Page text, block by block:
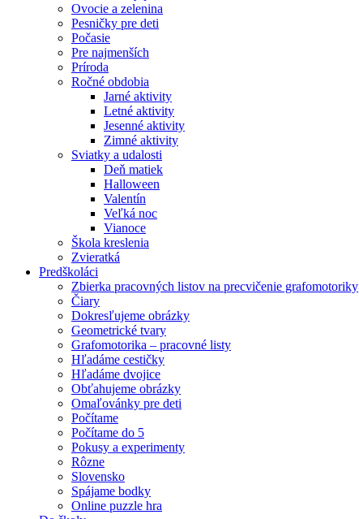
Ovocie a zelenina
Pesničky pre deti
Počasie
Pre najmenších
Príroda
Ročné obdobia
Jarné aktivity
Letné aktivity
Jesenné aktivity
Zimné aktivity
Sviatky a udalosti
Deň matiek
Halloween
Valentín
Veľká noc
Vianoce
Škola kreslenia
Zvieratká
Predškoláci
Zbierka pracovných listov na precvičenie grafomotoriky
Čiary
Dokresľujeme obrázky
Geometrické tvary
Grafomotorika – pracovné listy
Hľadáme cestičky
Hľadáme dvojice
Obťahujeme obrázky
Omaľovánky pre deti
Počítame
Počítame do 5
Pokusy a experimenty
Rôzne
Slovensko
Spájame bodky
Online puzzle hra